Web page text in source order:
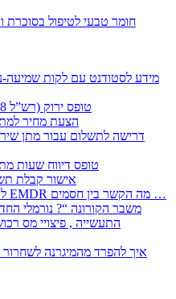
חומר טבעי לטיפול בסוכרת
טופס ירוק (רש”ל 18) בקשה להוצאת רישיון נהיגה
2352 – הצעת מחיר
2356 – טופס דיווח
2357 – אישור
– לבעלי עסקים ובעולם העבודה EMDR מה הקשר בין חסמים …
– משבר הקורונה “? נורמלי החדש ” ומהו